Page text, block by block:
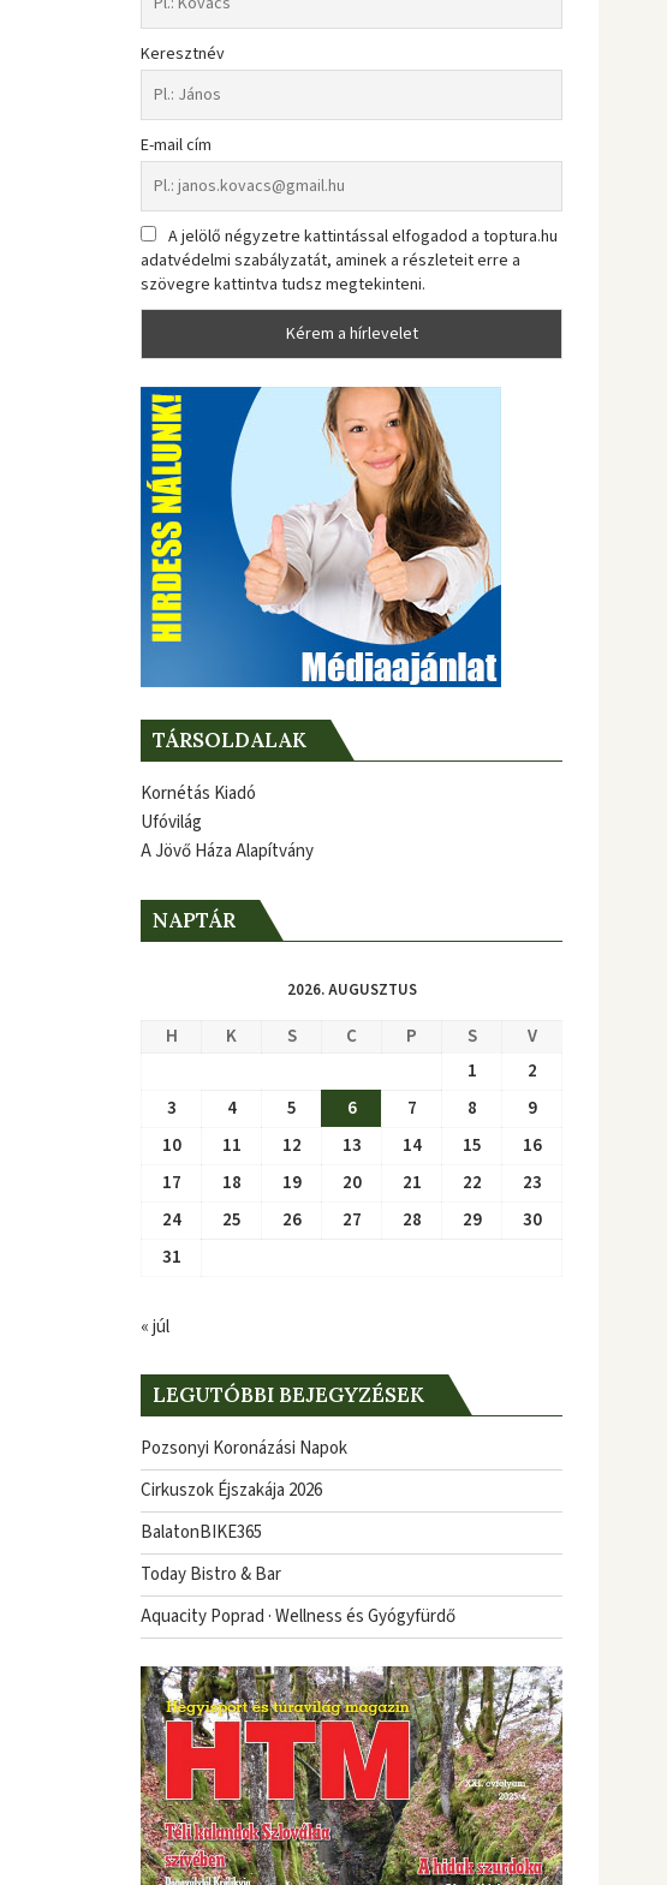
Keresztnév
E-mail cím
A jelölő négyzetre kattintással elfogadod a toptura.hu
adatvédelmi szabályzatát, aminek a részleteit erre a
szövegre kattintva tudsz megtekinteni.
TÁRSOLDALAK
Kornétás Kiadó
Ufóvilág
A Jövő Háza Alapítvány
NAPTÁR
2026. AUGUSZTUS
H K S C P S
V
1
2
3
4 5 6 7 8
9
10
11 12 13 14 15
16
17
18 19 20 21 22
23
24
25 26 27 28 29
30
31
« júl
LEGUTÓBBI BEJEGYZÉSEK
Pozsonyi Koronázási Napok
Cirkuszok Éjszakája 2026
BalatonBIKE365
Today Bistro & Bar
Aquacity Poprad · Wellness és Gyógyfürdő